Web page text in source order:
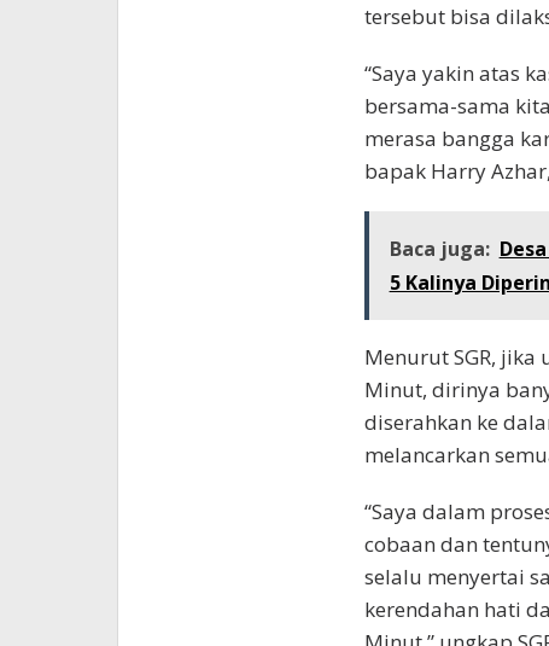
tersebut bisa
“Saya yakin atas
bersama-sama
merasa bangga
bapak Harry
Baca juga:
5 Kalinya
Menurut SGR,
Minut, dirinya
diserahkan ke
melancarkan
“Saya dalam
cobaan dan
selalu menyertai
kerendahan hati